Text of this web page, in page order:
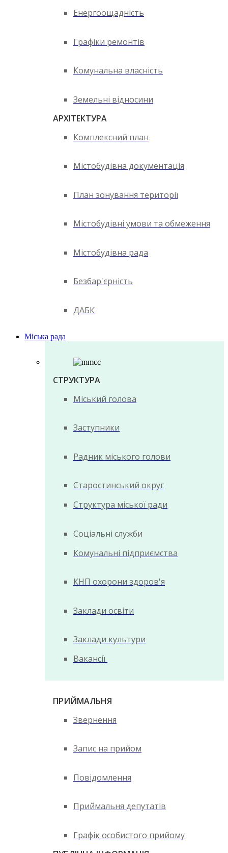
Енергоощадність
Графіки ремонтів
Комунальна власність
Земельні відносини
АРХІТЕКТУРА
Комплексний план
Містобудівна документація
План зонування території
Містобудівні умови та обмеження
Містобудівна рада
Безбар'єрність
ДАБК
Міська рада
СТРУКТУРА
Міський голова
Заступники
Радник міського голови
Старостинський округ
Структура міської ради
Соціальні служби
Комунальні підприємства
КНП охорони здоров'я
Заклади освіти
Заклади культури
Вакансії
ПРИЙМАЛЬНЯ
Звернення
Запис на прийом
Повідомлення
Приймальня депутатів
Графік особистого прийому